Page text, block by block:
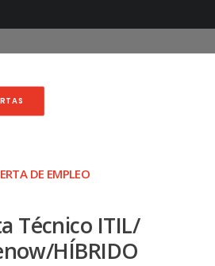
DE EMPLEO
Técnico ITIL/
HÍBRIDO